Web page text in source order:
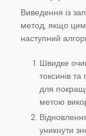
Виведення із
метод, якщо цим
наступний
Швидке
токсинів
для
метою
уникнути